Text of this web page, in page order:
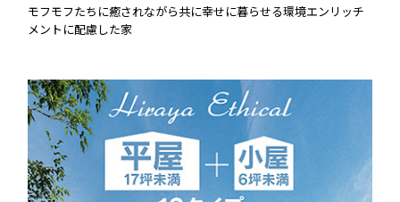
モフモフたちに癒されながら共に幸せに暮らせる環境エンリッチ
メントに配慮した家